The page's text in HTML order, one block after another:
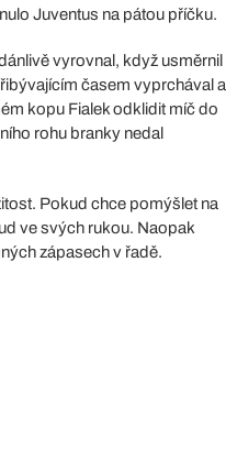
Juventus na pátou příčku.
vyrovnal, když usměrnil
časem vyprchával a
kopu Fialek odklidit míč do
rohu branky nedal
Pokud chce pomýšlet na
ve svých rukou. Naopak
zápasech v řadě.